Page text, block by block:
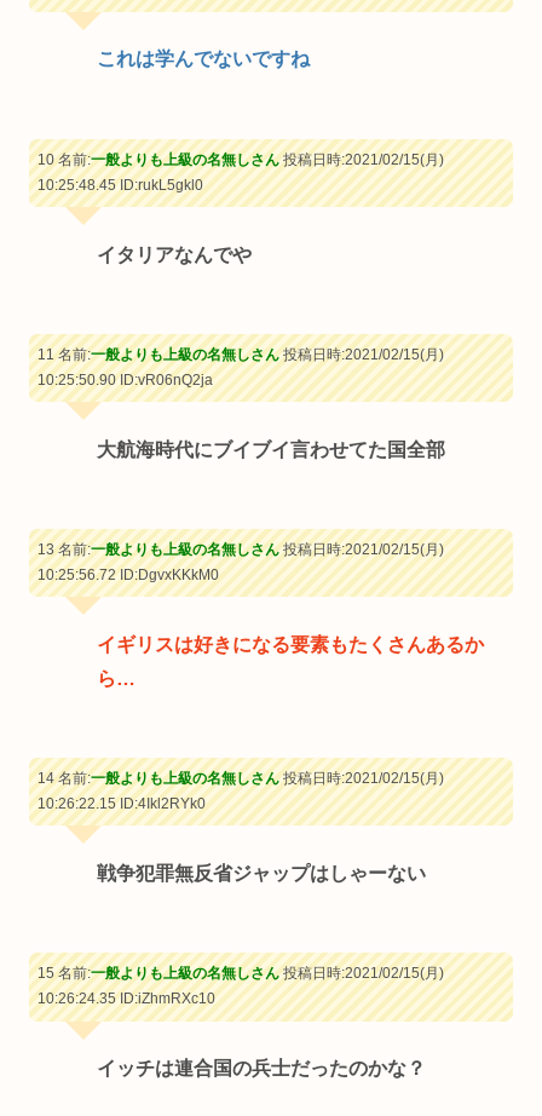
これは学んでないですね
10 名前:一般よりも上級の名無しさん投稿日時:2021/02/15(月)
10:25:48.45ID:rukL5gkl0
イタリアなんでや
11 名前:一般よりも上級の名無しさん投稿日時:2021/02/15(月)
10:25:50.90ID:vR06nQ2ja
大航海時代にブイブイ言わせてた国全部
13 名前:一般よりも上級の名無しさん投稿日時:2021/02/15(月)
10:25:56.72ID:DgvxKKkM0
イギリスは好きになる要素もたくさんあるか
ら…
14 名前:一般よりも上級の名無しさん投稿日時:2021/02/15(月)
10:26:22.15ID:4Ikl2RYk0
戦争犯罪無反省ジャップはしゃーない
15 名前:一般よりも上級の名無しさん投稿日時:2021/02/15(月)
10:26:24.35ID:iZhmRXc10
イッチは連合国の兵士だったのかな？